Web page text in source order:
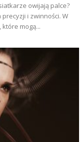
owijają palce?
i zwinności. W
mogą...